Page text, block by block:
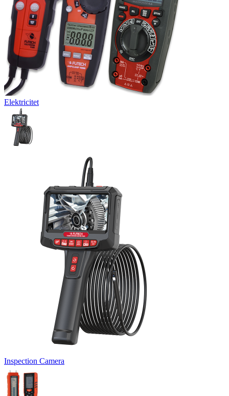
Elektricitet
Inspection Camera